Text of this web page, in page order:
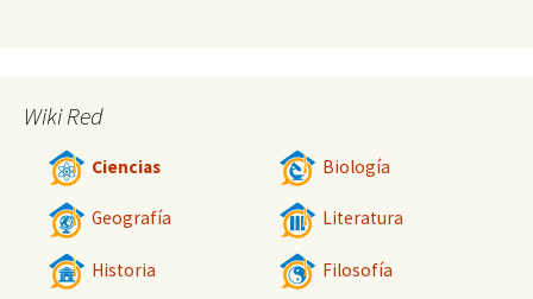
Wiki Red
Ciencias Biología
Geografía Literatura
Historia Filosofía